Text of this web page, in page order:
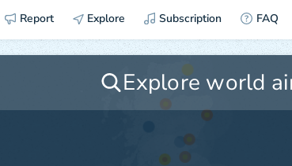
Report Explore Subscription FAQ